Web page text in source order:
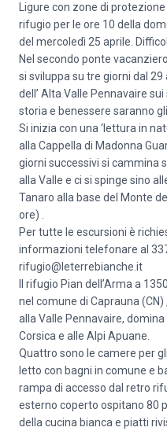
Ligure con zone di
rifugio per le ore 10 della
del mercoledì 25 aprile.
Nel secondo ponte
si sviluppa su tre giorni dal
dell’ Alta Valle Pennavaire
storia e benessere saranno
Si inizia con una ‘lettura in
alla Cappella di Madonna
giorni successivi si cammina
alla Valle e ci si spinge sino
Tanaro alla base del Monte
ore) .
Per tutte le escursioni è
informazioni telefonare al
rifugio@leterrebianche.it
Il rifugio Pian dell’Arma a
nel comune di Caprauna
alla Valle Pennavaire,
Corsica e alle Alpi Apuane.
Quattro sono le camere per
letto con bagni in comune e
rampa di accesso dal retro
esterno coperto ospitano 80
della cucina bianca e piatti